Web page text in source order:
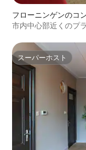
フローニンゲンのコ
市内中心部近くのプ
スーパーホスト
スーパーホスト